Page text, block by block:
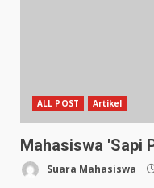
ALL POST Artikel
Mahasiswa 'Sapi
Suara Mahasiswa